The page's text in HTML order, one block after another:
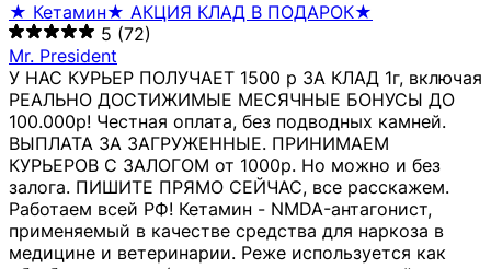
★ Кетамин★ АКЦИЯ КЛАД В ПОДАРОК★
5 (72)
Mr. President
У НАС КУРЬЕР ПОЛУЧАЕТ 1500 р ЗА КЛАД 1г, включая
РЕАЛЬНО ДОСТИЖИМЫЕ МЕСЯЧНЫЕ БОНУСЫ ДО
100.000р! Честная оплата, без подводных камней.
ВЫПЛАТА ЗА ЗАГРУЖЕННЫЕ. ПРИНИМАЕМ
КУРЬЕРОВ С ЗАЛОГОМ от 1000р. Но можно и без
залога. ПИШИТЕ ПРЯМО СЕЙЧАС, все расскажем.
Работаем всей РФ! Кетамин - NMDA-антагонист,
применяемый в качестве средства для наркоза в
медицине и ветеринарии. Реже используется как